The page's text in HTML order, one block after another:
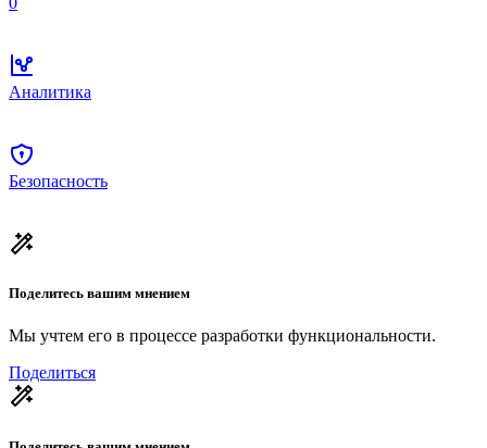
Аналитика
Безопасность
Поделитесь вашим мнением
Мы учтем его в процессе разработки функциональности.
Поделиться